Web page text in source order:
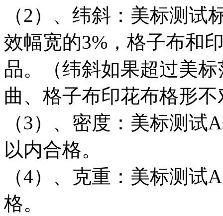
（2）、纬斜：美标测试
效幅宽的3%，格子布和
品。（纬斜如果超过美
曲、格子布印花布格形
（3）、密度：美标测试
以内合格。
（4）、克重：美标测试
格。